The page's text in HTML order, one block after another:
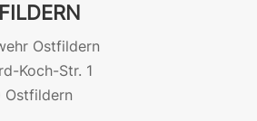
Ostfildern
Koch-Str. 1
Ostfildern